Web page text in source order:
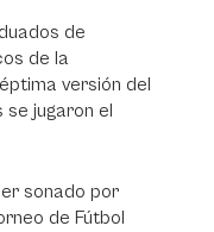
de
de la
versión del
jugaron el
sonado por
de Fútbol